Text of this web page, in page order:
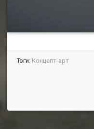
Тэги: Концепт-арт